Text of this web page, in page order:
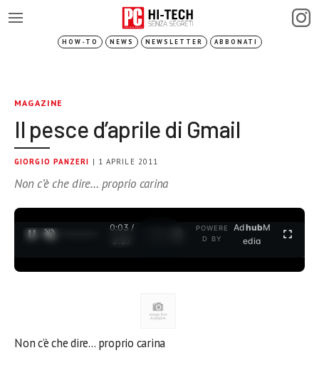
HOW-TO NEWS NEWSLETTER ABBONATI
MAGAZINE
Il pesce d’aprile di Gmail
GIORGIO PANZERI | 1 APRILE 2011
Non c’è che dire… proprio carina
0:03 /
3:37
POWERE
D BY
AdhubM
edia
Non c’è che dire… proprio carina